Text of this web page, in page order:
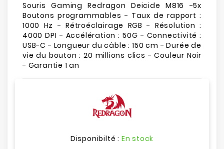
Souris Gaming Redragon Deicide M816 -5x
Boutons programmables - Taux de rapport :
1000 Hz - Rétroéclairage RGB - Résolution :
4000 DPI - Accélération : 50G - Connectivité :
USB-C - Longueur du câble : 150 cm - Durée de
vie du bouton : 20 millions clics - Couleur Noir
- Garantie 1 an
Disponibilté : En stock